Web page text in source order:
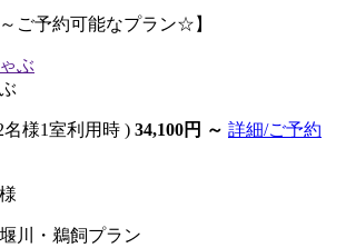
ご予約可能なプラン☆】
名様1室利用時 ) 34,100円 ～ 詳細/ご予約
川・鵜飼プラン